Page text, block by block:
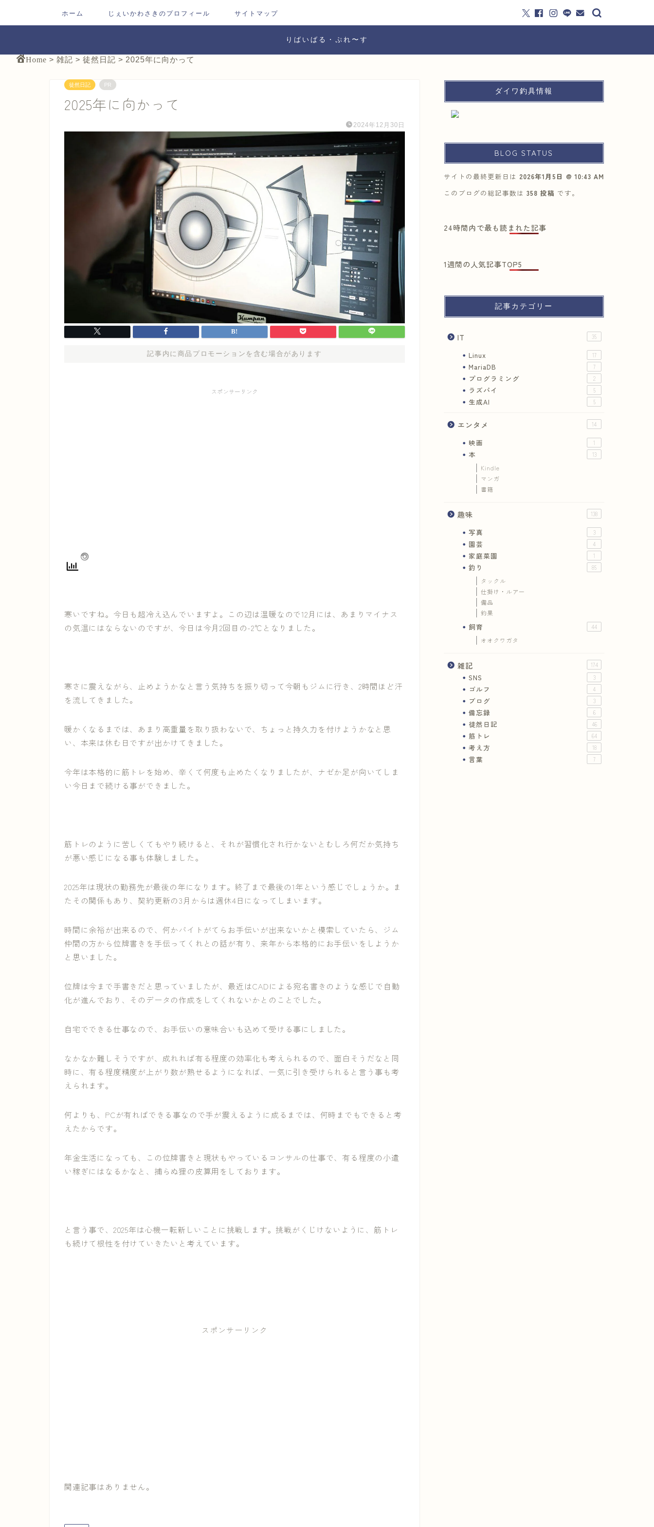
ホーム じぇいかわさきのプロフィール サイトマップ
りばいばる・ぷれ〜す
Home > 雑記 > 徒然日記 > 2025年に向かって
徒然日記 PR
2025年に向かって
2024年12月30日
記事内に商品プロモーションを含む場合があります
スポンサーリンク
寒いですね。今日も超冷え込んでいますよ。この辺は温暖なので12月には、あまりマイナス
の気温にはならないのですが、今日は今月2回目の-2℃となりました。
寒さに震えながら、止めようかなと言う気持ちを振り切って今朝もジムに行き、2時間ほど汗
を流してきました。
暖かくなるまでは、あまり高重量を取り扱わないで、ちょっと持久力を付けようかなと思
い、本来は休む日ですが出かけてきました。
今年は本格的に筋トレを始め、辛くて何度も止めたくなりましたが、ナゼか足が向いてしま
い今日まで続ける事ができました。
筋トレのように苦しくてもやり続けると、それが習慣化され行かないとむしろ何だか気持ち
が悪い感じになる事も体験しました。
2025年は現状の勤務先が最後の年になります。終了まで最後の1年という感じでしょうか。ま
たその関係もあり、契約更新の3月からは週休4日になってしまいます。
時間に余裕が出来るので、何かバイトがてらお手伝いが出来ないかと模索していたら、ジム
仲間の方から位牌書きを手伝ってくれとの話が有り、来年から本格的にお手伝いをしようか
と思いました。
位牌は今まで手書きだと思っていましたが、最近はCADによる宛名書きのような感じで自動
化が進んでおり、そのデータの作成をしてくれないかとのことでした。
自宅でできる仕事なので、お手伝いの意味合いも込めて受ける事にしました。
なかなか難しそうですが、成れれば有る程度の効率化も考えられるので、面白そうだなと同
時に、有る程度精度が上がり数が熟せるようになれば、一気に引き受けられると言う事も考
えられます。
何よりも、PCが有ればできる事なので手が震えるように成るまでは、何時までもできると考
えたからです。
年金生活になっても、この位牌書きと現状もやっているコンサルの仕事で、有る程度の小遣
い稼ぎにはなるかなと、捕らぬ狸の皮算用をしております。
と言う事で、2025年は心機一転新しいことに挑戦します。挑戦がくじけないように、筋トレ
も続けて根性を付けていきたいと考えています。
スポンサーリンク
関連記事はありません。
ダイワ釣具情報
BLOG STATUS
サイトの最終更新日は 2026年1月5日 @ 10:43 AM
このブログの総記事数は 358 投稿 です。
24時間内で最も読まれた記事
1週間の人気記事TOP5
記事カテゴリー
IT 35
Linux 17
MariaDB 7
プログラミング 2
ラズパイ 5
生成AI 5
エンタメ 14
映画 1
本 13
Kindle
マンガ
書籍
趣味 138
写真 3
園芸 4
家庭菜園 1
釣り 85
タックル
仕掛け・ルアー
備品
釣果
飼育 44
オオクワガタ
雑記 174
SNS 3
ゴルフ 4
ブログ 3
備忘録 6
徒然日記 46
筋トレ 64
考え方 18
言葉 7